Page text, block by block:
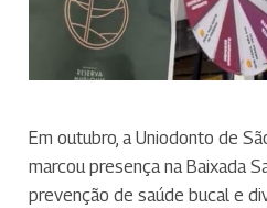
Em outubro, a Uniodonto de
marcou presença na Baixada
prevenção de saúde bucal e